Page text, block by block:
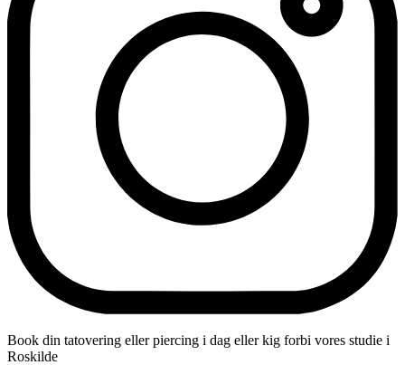
Book din tatovering eller piercing i dag eller kig forbi vores studie i
Roskilde